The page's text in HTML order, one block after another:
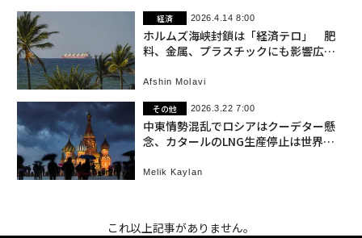
経済 2026.4.14 8:00
ホルムズ海峡封鎖は「経済テロ」 肥
料、金属、プラスチックにも影響広が
Afshin Molavi
その他 2026.3.22 7:00
中東情勢混乱でロシアはクーデター懸
念、カタールのLNG生産停止は世界に
Melik Kaylan
これ以上記事がありません。